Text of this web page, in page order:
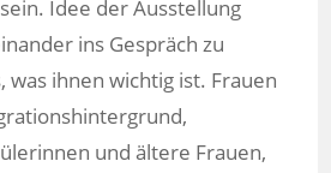
Idee der Ausstellung
ins Gespräch zu
was ihnen wichtig ist. Frauen
und ältere Frauen,